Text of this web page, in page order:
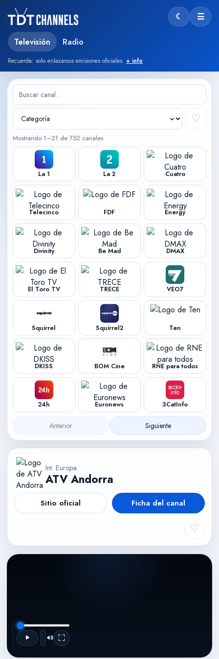
Televisión Radio
Recuerda: solo enlazamos emisiones oficiales. + info
☾Modo☰
♡
Mostrando 1–21 de 752 canales
La 1 La 2 Cuatro
Telecinco FDF Energy
Divinity Be Mad DMAX
El Toro TV TRECE VEO7
Squirrel Squirrel2 Ten
DKISS BOM Cine RNE para todos
24h Euronews 3CatInfo
Anterior Siguiente
Int. Europa
ATV Andorra
Sitio oficial Ficha del canal
♡